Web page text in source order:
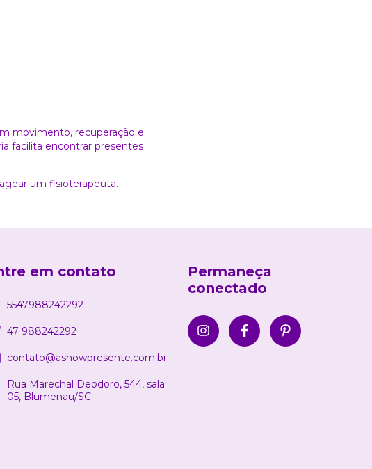
movimento, recuperação e
facilita encontrar presentes
um fisioterapeuta.
em contato
5547988242292
47 988242292
contato@ashowpresente.com.br
Rua Marechal Deodoro, 544, sala
05, Blumenau/SC
Permaneça
conectado